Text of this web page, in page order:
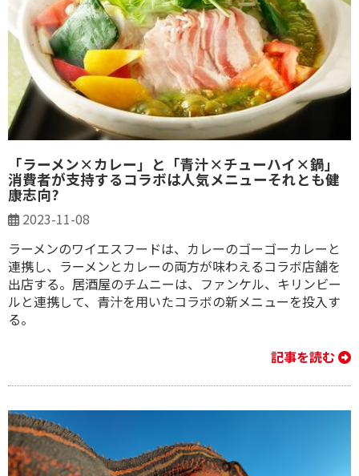
「ラーメン×カレー」と「青汁×チューハイ×鍋」
消費者が支持するコラボは人気メニューそれとも健
康志向?
2023-11-08
ラーメンのワイエスフードは、カレーのゴーゴーカレーと
連携し、ラーメンとカレーの両方が味わえるコラボ店舗を
出店する。居酒屋のチムニーは、ファンケル、キリンビー
ルと連携して、青汁を用いたコラボの新メニューを投入す
る。
記事を読む